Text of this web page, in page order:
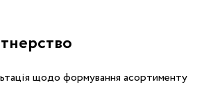
щодо формування асортименту